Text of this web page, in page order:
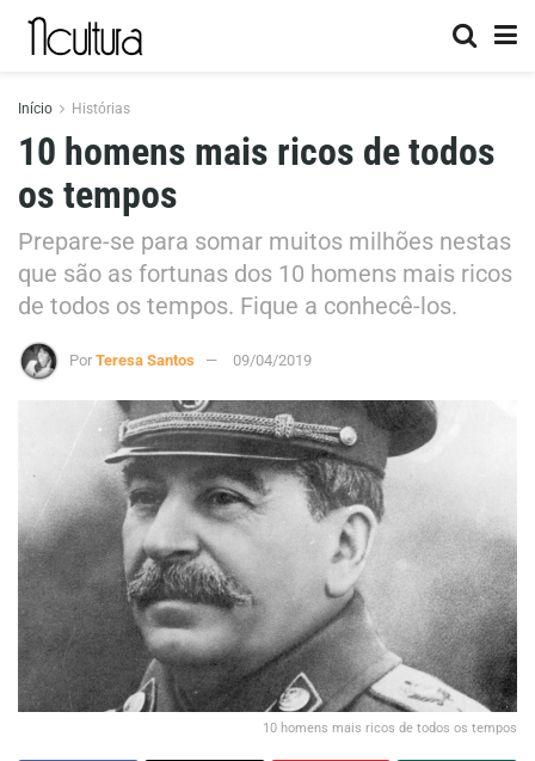
Início Histórias
10 homens mais ricos de todos
os tempos
Prepare-se para somar muitos milhões nestas
que são as fortunas dos 10 homens mais ricos
de todos os tempos. Fique a conhecê-los.
Por Teresa Santos 09/04/2019
10 homens mais ricos de todos os tempos